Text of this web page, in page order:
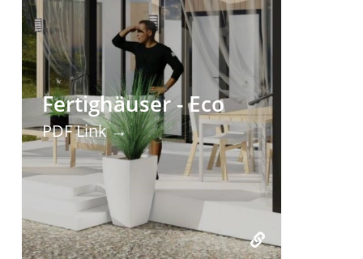
Fertighäuser - Eco
PDF Link →